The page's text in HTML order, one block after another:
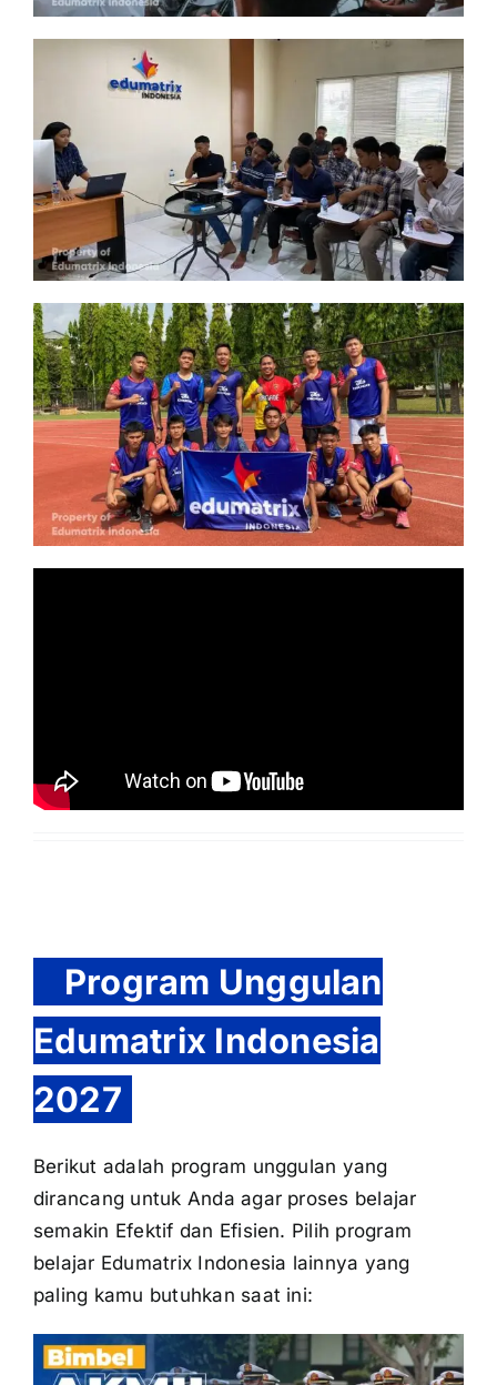
Program Unggulan
Edumatrix Indonesia
2027
Berikut adalah program unggulan yang
dirancang untuk Anda agar proses belajar
semakin Efektif dan Efisien. Pilih program
belajar Edumatrix Indonesia lainnya yang
paling kamu butuhkan saat ini: